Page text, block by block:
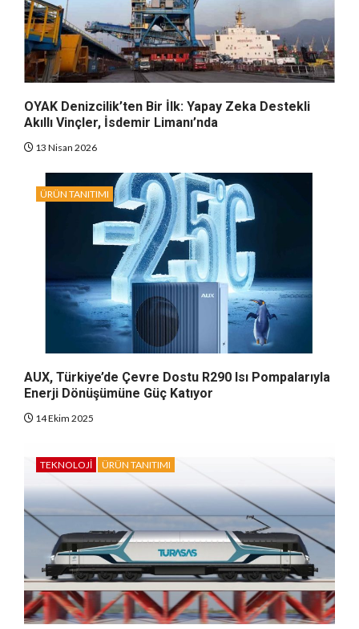
OYAK Denizcilik’ten Bir İlk: Yapay Zeka Destekli
Akıllı Vinçler, İsdemir Limanı’nda
13 Nisan 2026
ÜRÜN TANITIMI
AUX, Türkiye’de Çevre Dostu R290 Isı Pompalarıyla
Enerji Dönüşümüne Güç Katıyor
14 Ekim 2025
TEKNOLOJI ÜRÜN TANITIMI